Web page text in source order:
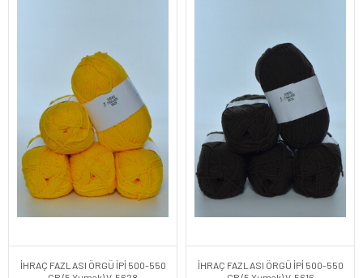
İHRAÇ FAZLASI ÖRGÜ İPİ 500-550
İHRAÇ FAZLASI ÖRGÜ İPİ 500-550